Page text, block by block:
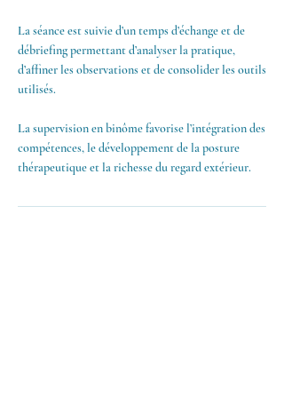
La séance est suivie d’un temps d’échange et de
débriefing permettant d’analyser la pratique,
d’affiner les observations et de consolider les outils
utilisés.
La supervision en binôme favorise l’intégration des
compétences, le développement de la posture
thérapeutique et la richesse du regard extérieur.